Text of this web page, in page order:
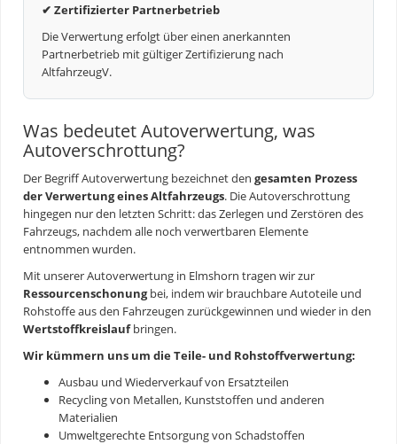
✔ Zertifizierter Partnerbetrieb
Die Verwertung erfolgt über einen anerkannten
Partnerbetrieb mit gültiger Zertifizierung nach
AltfahrzeugV.
Was bedeutet Autoverwertung, was
Autoverschrottung?
Der BegriffAutoverwertung bezeichnet den gesamten Prozess
der Verwertung eines Altfahrzeugs. Die Autoverschrottung
hingegen nur den letzten Schritt: das Zerlegen und Zerstören des
Fahrzeugs, nachdem alle noch verwertbaren Elemente
entnommen wurden.
Mit unsererAutoverwertung in Elmshorn tragen wir zur
Ressourcenschonungbei, indem wir brauchbare Autoteile und
Rohstoffe aus den Fahrzeugen zurückgewinnen und wieder in den
Wertstoffkreislaufbringen.
Wir kümmern uns um die Teile- und Rohstoffverwertung:
Ausbau und Wiederverkauf von Ersatzteilen
Recycling von Metallen, Kunststoffen und anderen
Materialien
Umweltgerechte Entsorgung von Schadstoffen